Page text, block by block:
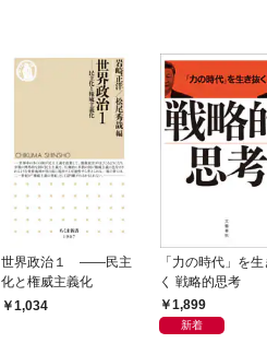
世界政治１ ――民主
化と権威主義化
1,034
「力の時代」を生
く 戦略的思考
1,899
新着